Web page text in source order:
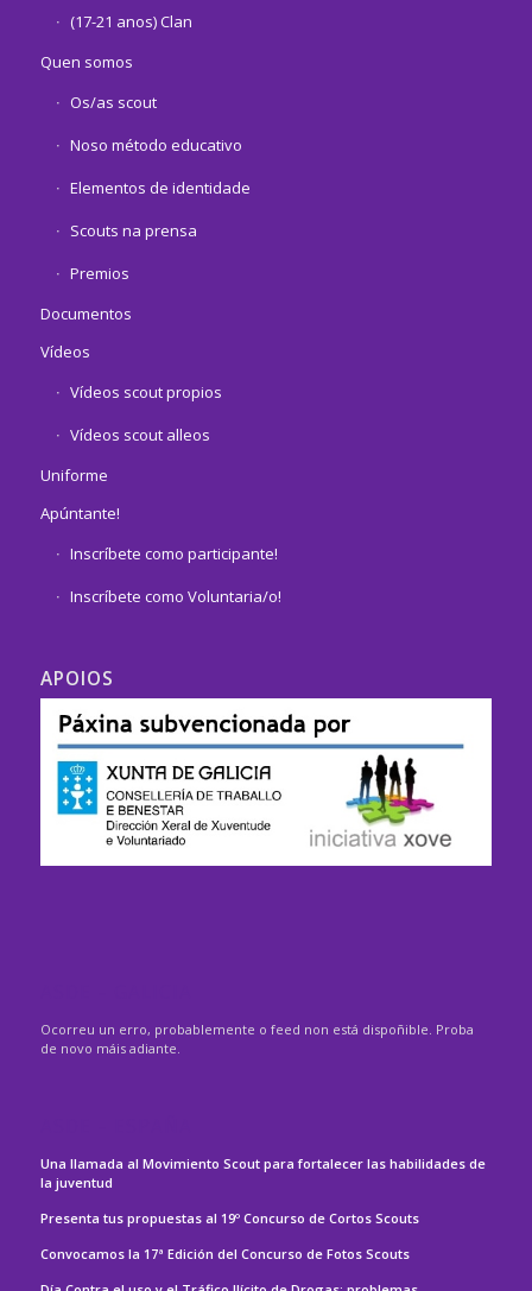
(17-21 anos) Clan
Quen somos
Os/as scout
Noso método educativo
Elementos de identidade
Scouts na prensa
Premios
Documentos
Vídeos
Vídeos scout propios
Vídeos scout alleos
Uniforme
Apúntante!
Inscríbete como participante!
Inscríbete como Voluntaria/o!
APOIOS
Ocorreu un erro, probablemente o feed non está dispoñible. Proba
de novo máis adiante.
Una llamada al Movimiento Scout para fortalecer las habilidades de
la juventud
Presenta tus propuestas al 19º Concurso de Cortos Scouts
Convocamos la 17ª Edición del Concurso de Fotos Scouts